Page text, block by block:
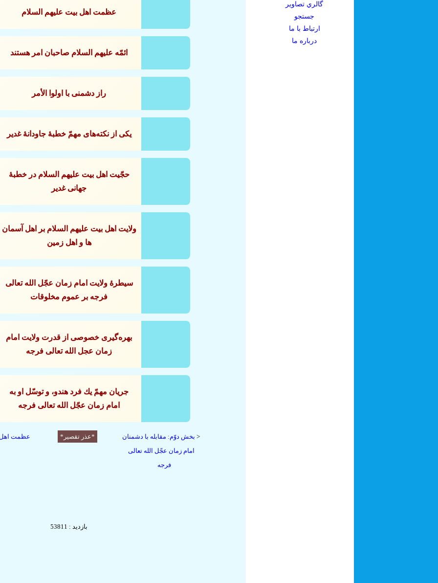
عظمت اهل بيت عليهم السلام
ائمّه عليهم السلام صاحبان امر هستند
راز دشمنى با اولوا الأمر
يكى از نكته‌هاى مهمّ خطبۀ جاودانۀ غدير
حجّيت اهل بيت عليهم السلام در خطبۀ
جهانى غدير
ولايت اهل بيت علیهم السلام بر اهل آسمان
‏ها و اهل زمين
سيطرۀ ولايت امام زمان عجّل الله تعالى
فرجه بر عموم مخلوقات
بهره‌گيرى خصوصى از قدرت ولايت امام
زمان عجل الله تعالى فرجه
جريان مهمّ يك فرد هندو، و توسّل او به
امام زمان عجّل الله تعالى فرجه
< بخش دوّم: مقابله با دشمنان
امام زمان عجّل الله تعالی
فرجه
*عذر تقصیر* عظمت اهل
بازدید : 53811
گالري تصاوير
جستجو
ارتباط با ما
درباره ما